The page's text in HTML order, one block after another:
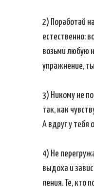
2) Поработай
естественно:
возьми любую
упражнение,
3) Никому не
так, как
А вдруг у тебя
4) Не
выдоха и
пения. Те, кто